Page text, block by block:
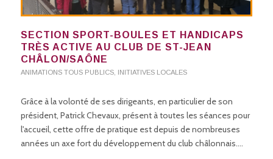
SECTION SPORT-BOULES ET HANDICAPS
TRÈS ACTIVE AU CLUB DE ST-JEAN
CHÂLON/SAÔNE
ANIMATIONS TOUS PUBLICS INITIATIVES LOCALES
Grâce à la volonté de ses dirigeants, en particulier de son
président, Patrick Chevaux, présent à toutes les séances pour
l'accueil, cette offre de pratique est depuis de nombreuses
années un axe fort du développement du club châlonnais.…